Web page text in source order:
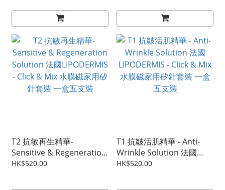
T2 抗敏再生精華-
Sensitive & Regeneration
Solution 法國LIPODERMIS
HK$520.00
T1 抗皺活肌精華 - Anti-
Wrinkle Solution 法國
LIPODERMIS - Click & Mix
HK$520.00